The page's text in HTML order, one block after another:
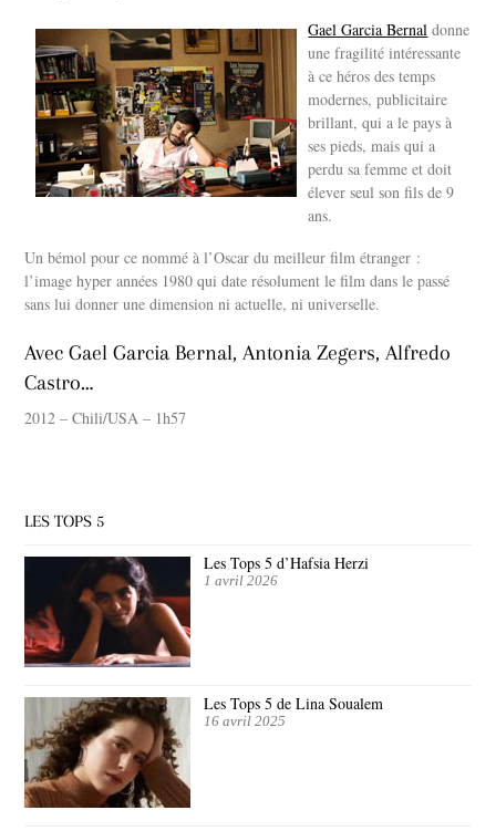
Gael Garcia Bernal donne
une fragilité intéressante
à ce héros des temps
modernes, publicitaire
brillant, qui a le pays à
ses pieds, mais qui a
perdu sa femme et doit
élever seul son fils de 9
ans.
Un bémol pour ce nommé à l’Oscar du meilleur film étranger :
l’image hyper années 1980 qui date résolument le film dans le passé
sans lui donner une dimension ni actuelle, ni universelle.
Avec Gael Garcia Bernal, Antonia Zegers, Alfredo
Castro…
2012 – Chili/USA – 1h57
LES TOPS 5
Les Tops 5 d’Hafsia Herzi
1 avril 2026
Les Tops 5 de Lina Soualem
16 avril 2025